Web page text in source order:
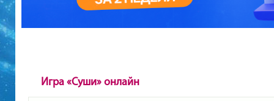
Игра «Суши» онлайн